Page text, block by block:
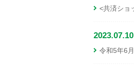
<共済ショ
2023.07.10
令和5年6